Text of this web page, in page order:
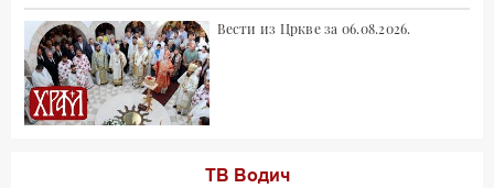
Вести из Цркве за 06.08.2026.
ТВ Водич